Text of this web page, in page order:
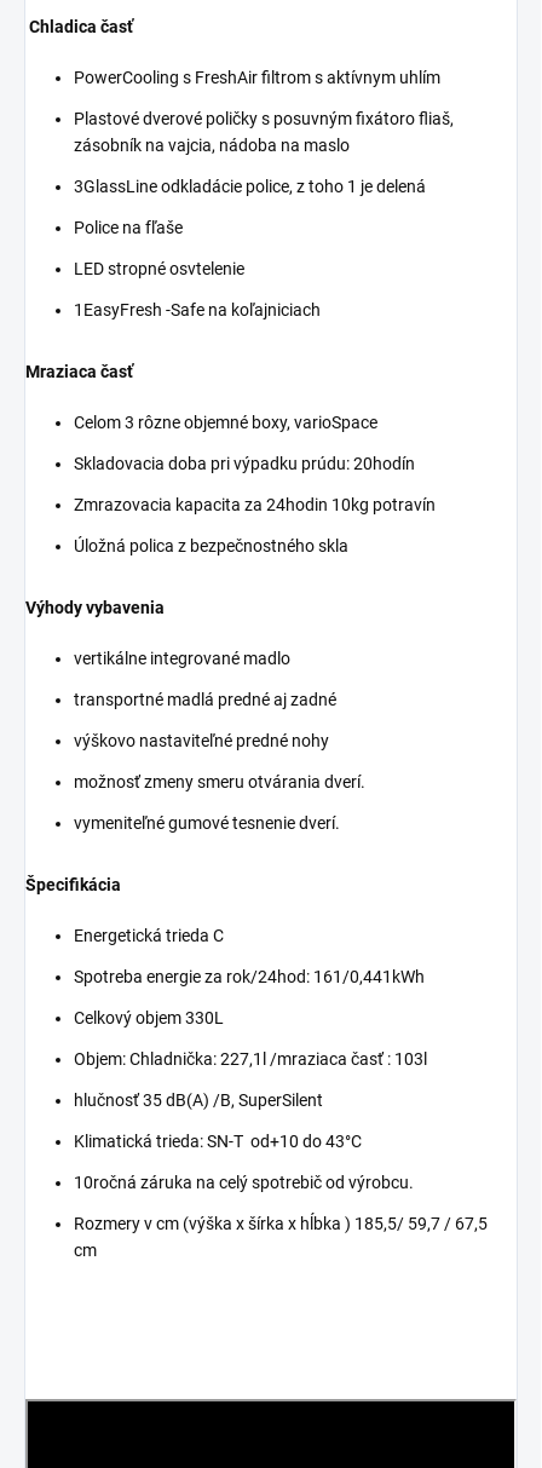
Chladica časť
PowerCooling s FreshAir filtrom s aktívnym uhlím
Plastové dverové poličky s posuvným fixátoro fliaš,
zásobník na vajcia, nádoba na maslo
3GlassLine odkladácie police, z toho 1 je delená
Police na fľaše
LED stropné osvtelenie
1EasyFresh -Safe na koľajniciach
Mraziaca časť
Celom 3 rôzne objemné boxy, varioSpace
Skladovacia doba pri výpadku prúdu: 20hodín
Zmrazovacia kapacita za 24hodin 10kg potravín
Úložná polica z bezpečnostného skla
Výhody vybavenia
vertikálne integrované madlo
transportné madlá predné aj zadné
výškovo nastaviteľné predné nohy
možnosť zmeny smeru otvárania dverí.
vymeniteľné gumové tesnenie dverí.
Špecifikácia
Energetická trieda C
Spotreba energie za rok/24hod: 161/0,441kWh
Celkový objem 330L
Objem: Chladnička: 227,1l /mraziaca časť : 103l
hlučnosť 35 dB(A) /B, SuperSilent
Klimatická trieda: SN-T od+10 do 43°C
10ročná záruka na celý spotrebič od výrobcu.
Rozmery v cm (výška x šírka x hĺbka ) 185,5/ 59,7 / 67,5
cm